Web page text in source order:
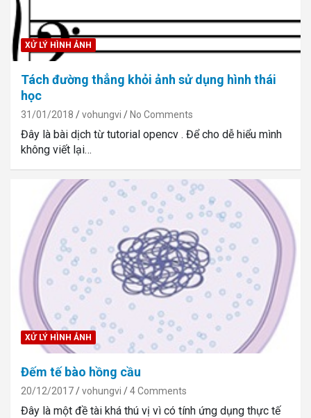
XỬ LÝ HÌNH ẢNH
Tách đường thẳng khỏi ảnh sử dụng hình thái
học
31/01/2018 vohungvi No Comments
Đây là bài dịch từ tutorial opencv . Để cho dễ hiểu mình
không viết lại…
XỬ LÝ HÌNH ẢNH
Đếm tế bào hồng cầu
20/12/2017 vohungvi 4 Comments
Đây là một đề tài khá thú vị vì có tính ứng dụng thực tế